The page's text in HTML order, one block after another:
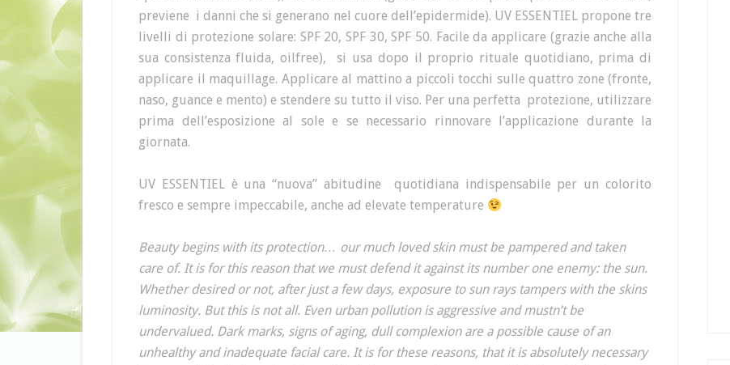
previene i danni che si generano nel cuore dell’epidermide). UV ESSENTIEL propone tre
livelli di protezione solare: SPF 20, SPF 30, SPF 50. Facile da applicare (grazie anche alla
sua consistenza fluida, oilfree), si usa dopo il proprio rituale quotidiano, prima di
applicare il maquillage. Applicare al mattino a piccoli tocchi sulle quattro zone (fronte,
naso, guance e mento) e stendere su tutto il viso. Per una perfetta protezione, utilizzare
prima dell’esposizione al sole e se necessario rinnovare l’applicazione durante la
giornata.
UV ESSENTIEL è una “nuova” abitudine quotidiana indispensabile per un colorito
fresco e sempre impeccabile, anche ad elevate temperature
Beauty begins with its protection… our much loved skin must be pampered and taken
care of. It is for this reason that we must defend it against its number one enemy: the sun.
Whether desired or not, after just a few days, exposure to sun rays tampers with the skins
luminosity. But this is not all. Even urban pollution is aggressive and mustn’t be
undervalued. Dark marks, signs of aging, dull complexion are a possible cause of an
unhealthy and inadequate facial care. It is for these reasons, that it is absolutely necessary